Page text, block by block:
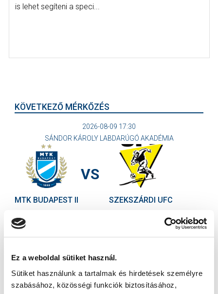
Ez a weboldal sütiket használ.
Sütiket használunk a tartalmak és hirdetések személyre
szabásához, közösségi funkciók biztosításához,
is lehet segíteni a speci...
KÖVETKEZŐ MÉRKŐZÉS
2026-08-09 17:30
SÁNDOR KÁROLY LABDARÚGÓ AKADÉMIA
MTK BUDAPEST II
VS
SZEKSZÁRDI UFC
MTK BUDAPEST HÍRLEVÉL